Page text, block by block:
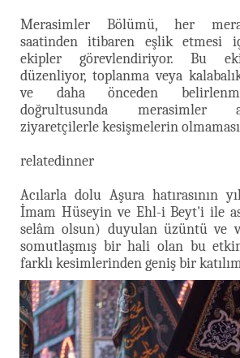
Merasimler Bölümü, her
saatinden itibaren eşlik etmesi
ekipler görevlendiriyor. Bu
düzenliyor, toplanma veya
ve daha önceden
doğrultusunda merasimler
ziyaretçilerle kesişmelerin
relatedinner
Acılarla dolu Aşura hatırasının
İmam Hüseyin ve Ehl-i Beyt'i ile
selâm olsun) duyulan üzüntü ve
somutlaşmış bir hali olan bu
farklı kesimlerinden geniş bir